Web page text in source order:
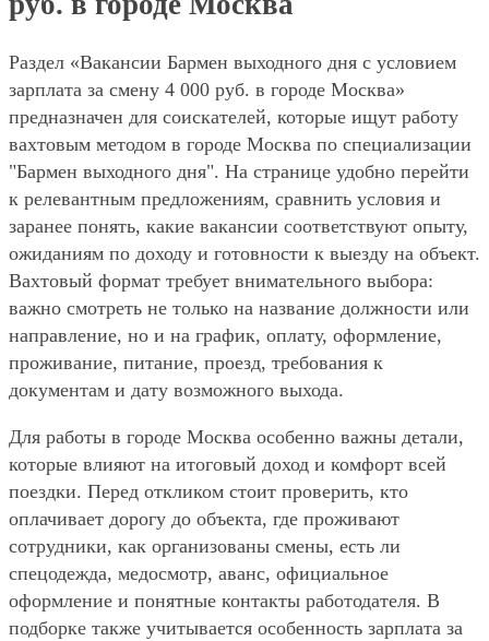
Раздел «Вакансии Бармен выходного дня с условием
зарплата за смену 4 000 руб. в городе Москва»
предназначен для соискателей, которые ищут работу
вахтовым методом в городе Москва по специализации
"Бармен выходного дня". На странице удобно перейти
к релевантным предложениям, сравнить условия и
заранее понять, какие вакансии соответствуют опыту,
ожиданиям по доходу и готовности к выезду на объект.
Вахтовый формат требует внимательного выбора:
важно смотреть не только на название должности или
направление, но и на график, оплату, оформление,
проживание, питание, проезд, требования к
документам и дату возможного выхода.
Для работы в городе Москва особенно важны детали,
которые влияют на итоговый доход и комфорт всей
поездки. Перед откликом стоит проверить, кто
оплачивает дорогу до объекта, где проживают
сотрудники, как организованы смены, есть ли
спецодежда, медосмотр, аванс, официальное
оформление и понятные контакты работодателя. В
подборке также учитывается особенность зарплата за